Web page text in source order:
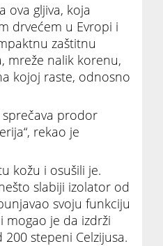
ova gljiva, koja
drvećem u Evropi i
zaštitnu
mreže nalik korenu,
kojoj raste, odnosno
prodor
rekao je
kožu i osušili je.
slabiji izolator od
svoju funkciju
mogao je da izdrži
stepeni Celzijusa.